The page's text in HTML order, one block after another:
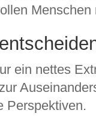
Menschen
ein nettes
Perspektiven.